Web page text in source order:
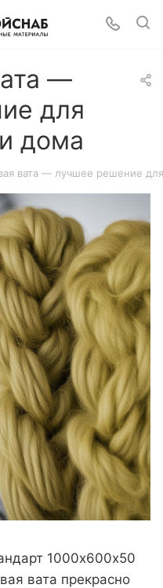
—
для
дома
вата — лучшее решение
1000х600х50
вата прекрасно